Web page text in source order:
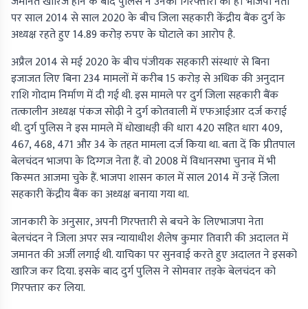
पर साल 2014 से साल 2020 के बीच जिला सहकारी केंद्रीय बैंक दुर्ग के
अध्यक्ष रहते हुए 14.89 करोड़ रुपए के घोटाले का आरोप है.
अप्रैल 2014 से मई 2020 के बीच पंजीयक सहकारी संस्थाएं से बिना
इजाजत लिए बिना 234 मामलों में करीब 15 करोड़ से अधिक की अनुदान
राशि गोदाम निर्माण में दी गई थी. इस मामले पर दुर्ग जिला सहकारी बैंक
तत्कालीन अध्यक्ष पंकज सोढ़ी ने दुर्ग कोतवाली में एफआईआर दर्ज कराई
थी. दुर्ग पुलिस ने इस मामले में धोखाधड़ी की धारा 420 सहित धारा 409,
467, 468, 471 और 34 के तहत मामला दर्ज किया था. बता दें कि प्रीतपाल
बेलचंदन भाजपा के दिग्गज नेता हैं. वो 2008 में विधानसभा चुनाव में भी
किस्मत आजमा चुके हैं. भाजपा शासन काल में साल 2014 में उन्हें जिला
सहकारी केंद्रीय बैंक का अध्यक्ष बनाया गया था.
जानकारी के अनुसार, अपनी गिरफ्तारी से बचने के लिएभाजपा नेता
बेलचंदन ने जिला अपर सत्र न्यायाधीश शैलेष कुमार तिवारी की अदालत में
जमानत की अर्जी लगाई थी. याचिका पर सुनवाई करते हुए अदालत ने इसको
खारिज कर दिया. इसके बाद दुर्ग पुलिस ने सोमवार तड़के बेलचंदन को
गिरफ्तार कर लिया.